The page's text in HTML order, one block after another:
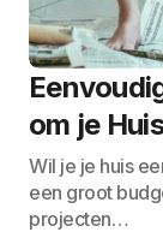
om je
Wil je je huis
een groot
projecten…